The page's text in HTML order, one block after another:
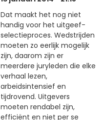
Dat maakt het nog niet
handig voor het uitgeef-
selectieproces. Wedstrijden
moeten zo eerlijk mogelijk
zijn, daarom zijn er
meerdere juryleden die elke
verhaal lezen,
arbeidsintensief en
tijdrovend. Uitgevers
moeten rendabel zijn,
efficiënt en niet per se